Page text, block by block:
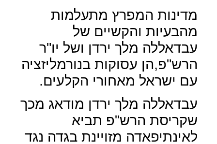
מדינות המפרץ מתעלמות
מהבעיות והקשיים של
עבדאללה מלך ירדן ושל יו"ר
הרש"פ,הן עסוקות בנורמליזציה
עם ישראל מאחורי הקלעים.
עבדאללה מלך ירדן מודאג מכך
שקריסת הרש"פ תביא
לאינתיפאדה מזויינת בגדה נגד